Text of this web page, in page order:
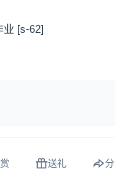
业 [s-62]
送礼